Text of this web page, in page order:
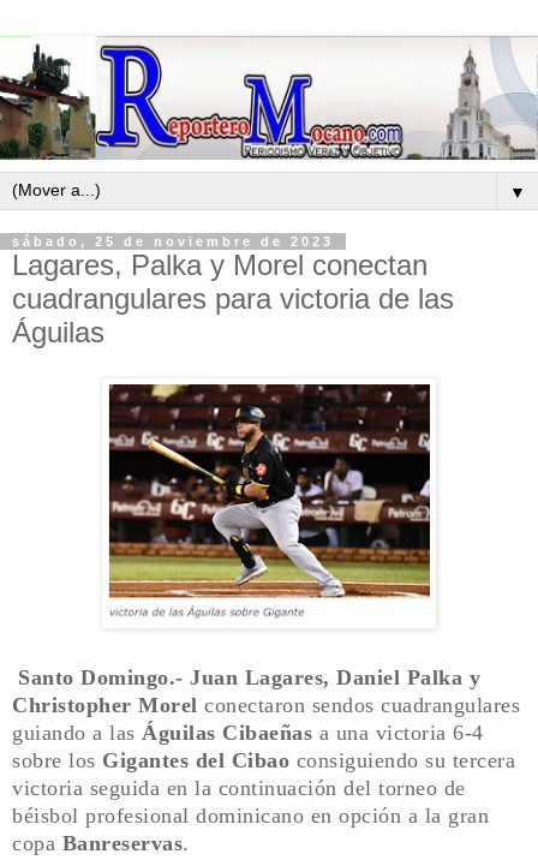
▼
sábado, 25 de noviembre de 2023
Lagares, Palka y Morel conectan
cuadrangulares para victoria de las
Águilas
Santo Domingo.- Juan Lagares, Daniel Palka y
Christopher Morel conectaron sendos cuadrangulares
guiando a las Águilas Cibaeñas a una victoria 6-4
sobre los Gigantes del Cibao consiguiendo su tercera
victoria seguida en la continuación del torneo de
béisbol profesional dominicano en opción a la gran
copa Banreservas.